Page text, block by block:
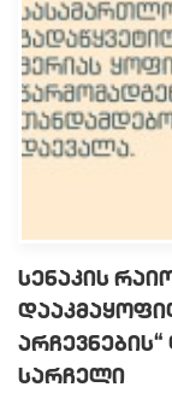
სენაკის
სარჩელი